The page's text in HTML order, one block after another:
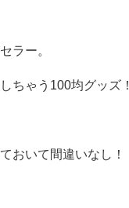
ラー。
ちゃう100均グッズ！
おいて間違いなし！